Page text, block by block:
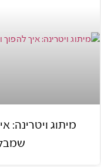
מיתוג ויטרינה: